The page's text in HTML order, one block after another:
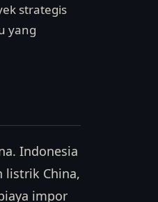
strategis
yang
Indonesia
listrik China,
impor